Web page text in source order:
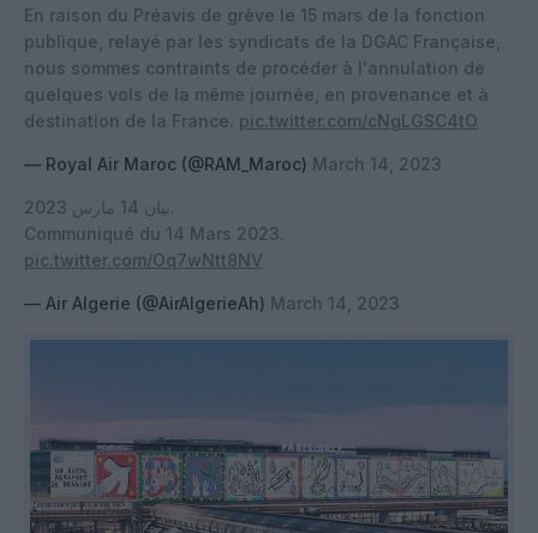
En raison du Préavis de grève le 15 mars de la fonction
publique, relayé par les syndicats de la DGAC Française,
nous sommes contraints de procéder à l'annulation de
quelques vols de la même journée, en provenance et à
destination de la France. pic.twitter.com/cNgLGSC4tO
— Royal Air Maroc (@RAM_Maroc) March 14, 2023
بيان 14 مارس 2023.
Communiqué du 14 Mars 2023.
pic.twitter.com/Oq7wNtt8NV
— Air Algerie (@AirAlgerieAh) March 14, 2023